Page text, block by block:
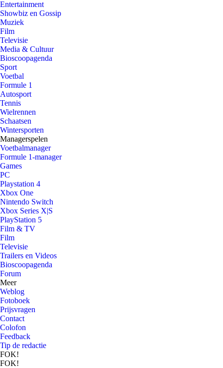
Entertainment
Showbiz en Gossip
Muziek
Film
Televisie
Media & Cultuur
Bioscoopagenda
Sport
Voetbal
Formule 1
Autosport
Tennis
Wielrennen
Schaatsen
Wintersporten
Managerspelen
Voetbalmanager
Formule 1-manager
Games
PC
Playstation 4
Xbox One
Nintendo Switch
Xbox Series X|S
PlayStation 5
Film & TV
Film
Televisie
Trailers en Videos
Bioscoopagenda
Forum
Meer
Weblog
Fotoboek
Prijsvragen
Contact
Colofon
Feedback
Tip de redactie
FOK!
FOK!